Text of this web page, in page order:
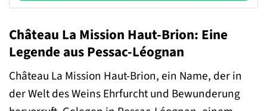
Château La Mission Haut-Brion: Eine
Legende aus Pessac-Léognan
Château La Mission Haut-Brion, ein Name, der in
der Welt des Weins Ehrfurcht und Bewunderung